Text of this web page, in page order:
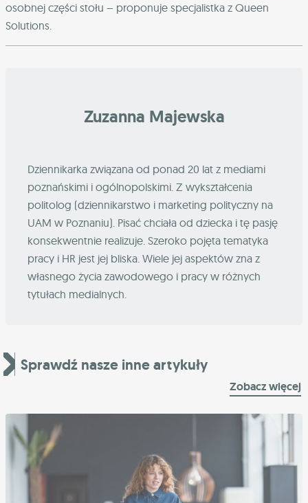
osobnej części stołu – proponuje specjalistka z Queen
Solutions.
Zuzanna Majewska
Dziennikarka związana od ponad 20 lat z mediami
poznańskimi i ogólnopolskimi. Z wykształcenia
politolog (dziennikarstwo i marketing polityczny na
UAM w Poznaniu). Pisać chciała od dziecka i tę pasję
konsekwentnie realizuje. Szeroko pojęta tematyka
pracy i HR jest jej bliska. Wiele jej aspektów zna z
własnego życia zawodowego i pracy w różnych
tytułach medialnych.
Sprawdź nasze inne artykuły
Zobacz więcej